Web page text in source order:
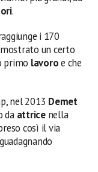
.
i 170
mostrato un certo
primo lavoroe che
nel 2013 Demet
da attricenella
così il via